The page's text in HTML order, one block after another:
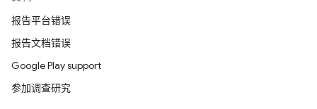
报告平台错误
报告文档错误
Google Play support
参加调查研究